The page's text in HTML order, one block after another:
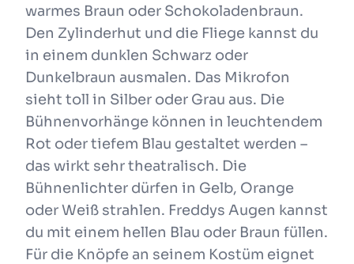
warmes Braun oder Schokoladenbraun.
Den Zylinderhut und die Fliege kannst du
in einem dunklen Schwarz oder
Dunkelbraun ausmalen. Das Mikrofon
sieht toll in Silber oder Grau aus. Die
Bühnenvorhänge können in leuchtendem
Rot oder tiefem Blau gestaltet werden –
das wirkt sehr theatralisch. Die
Bühnenlichter dürfen in Gelb, Orange
oder Weiß strahlen. Freddys Augen kannst
du mit einem hellen Blau oder Braun füllen.
Für die Knöpfe an seinem Kostüm eignet